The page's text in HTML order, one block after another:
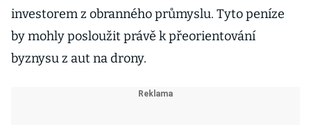
investorem z obranného průmyslu. Tyto peníze
by mohly posloužit právě k přeorientování
byznysu z aut na drony.